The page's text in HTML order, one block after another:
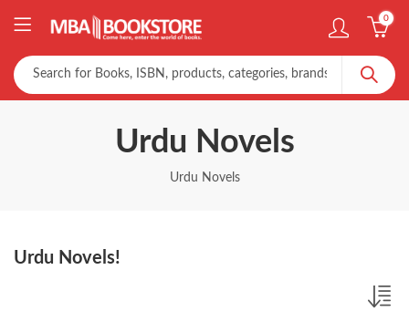
0
Urdu Novels
Urdu Novels
Urdu Novels!